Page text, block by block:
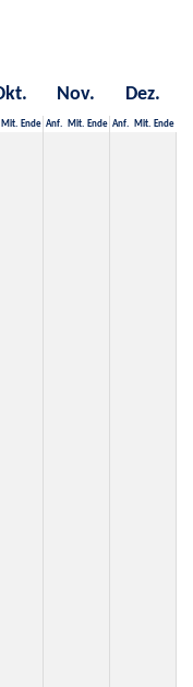
Nov. Dez.
Mit. Ende Anf. Mit. Ende Anf. Mit. Ende